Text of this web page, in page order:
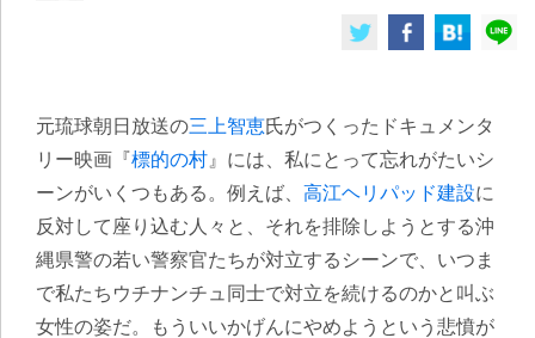
元琉球朝日放送の三上智恵氏がつくったドキュメンタ
リー映画『標的の村 』には、私にとって忘れがたいシ
ーンがいくつもある。例えば、 高江ヘリパッド建設に
反対して座り込む人々と、それを排除しようとする沖
縄県警の若い警察官たちが対立するシーンで、いつま
で私たちウチナンチュ同士で対立を続けるのかと叫ぶ
女性の姿だ。もういいかげんにやめようという悲憤が